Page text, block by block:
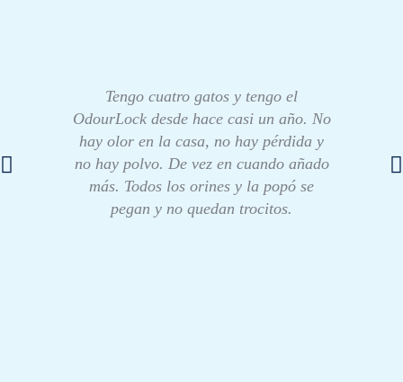
Tengo cuatro gatos y tengo el
OdourLock desde hace casi un año. No
hay olor en la casa, no hay pérdida y
no hay polvo. De vez en cuando añado
más. Todos los orines y la popó se
pegan y no quedan trocitos.